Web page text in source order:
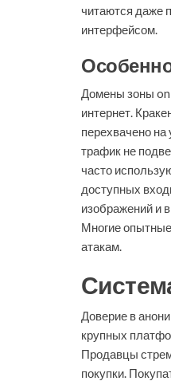
читаются даже
интерфейсом.
Домены зоны
интернет.
перехвачено на
трафик не
часто
доступных
изображений и
Многие
атакам.
Доверие в
крупных
Продавцы
покупки.